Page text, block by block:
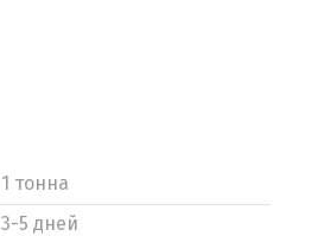
1 тонна
3-5 дней